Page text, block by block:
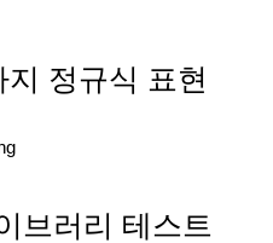
정규식 표현
브러리 테스트